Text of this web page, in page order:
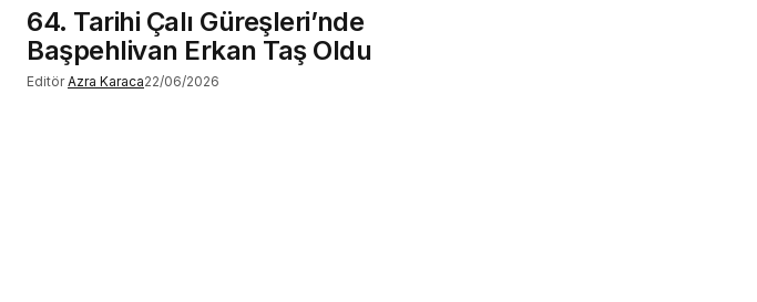
64. Tarihi Çalı Güreşleri’nde
Başpehlivan Erkan Taş Oldu
Editör Azra Karaca22/06/2026